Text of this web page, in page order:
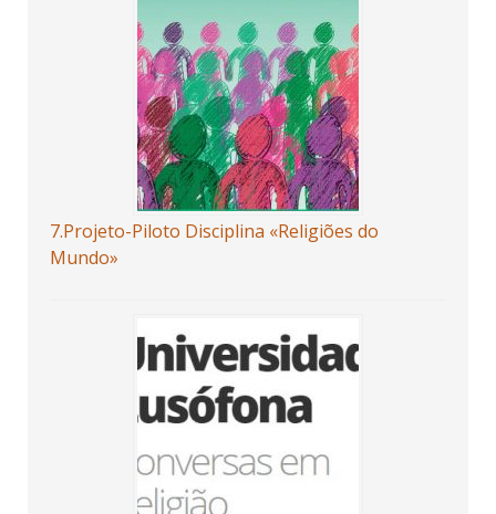
7.Projeto-Piloto Disciplina «Religiões do
Mundo»